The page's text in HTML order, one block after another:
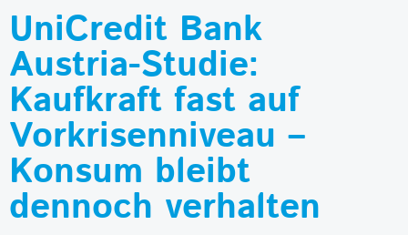
UniCredit Bank
Austria-Studie:
Kaufkraft fast auf
Vorkrisenniveau –
Konsum bleibt
dennoch verhalten